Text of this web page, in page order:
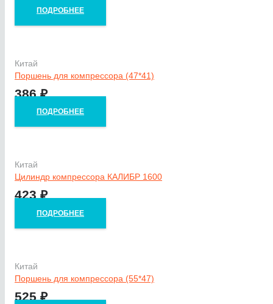
ПОДРОБНЕЕ
Китай
Поршень для компрессора (47*41)
386₽
ПОДРОБНЕЕ
Китай
Цилиндр компрессора КАЛИБР 1600
423₽
ПОДРОБНЕЕ
Китай
Поршень для компрессора (55*47)
525₽